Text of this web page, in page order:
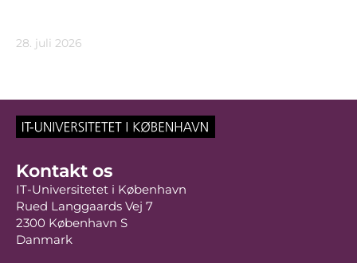
28. juli 2026
Kontakt os
IT-Universitetet i København
Rued Langgaards Vej 7
2300 København S
Danmark